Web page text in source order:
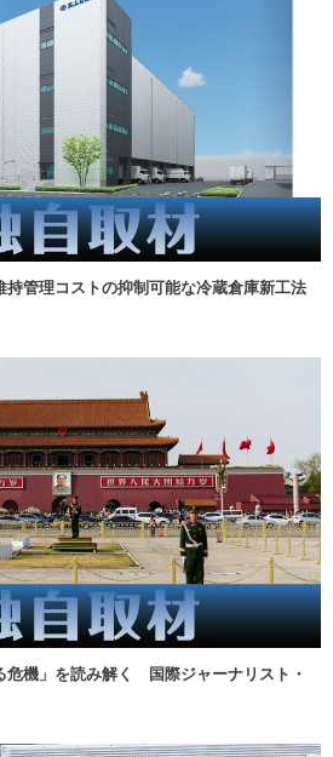
持管理コストの抑制可能な冷蔵倉庫新工法
危機」を読み解く 国際ジャーナリスト・